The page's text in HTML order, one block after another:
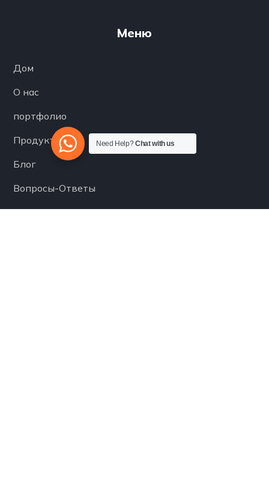
Меню
Дом
О нас
портфолио
Продукты
Блог
Вопросы-Ответы
Контакты
Need Help?Chat with us